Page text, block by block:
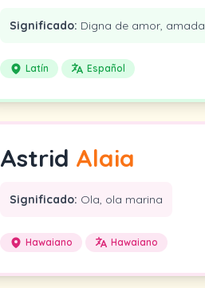
Significado: Digna de amor, amada
Latín Español
Astrid Alaia
Significado: Ola, ola marina
Hawaiano Hawaiano